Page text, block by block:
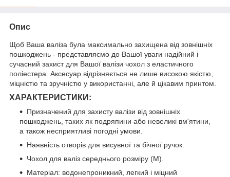
Опис
Щоб Ваша валіза була максимально захищена від зовнішніх
пошкоджень - представляємо до Вашої уваги надійний і
сучасний захист для Вашої валізи чохол з еластичного
поліестера. Аксесуар відрізняється не лише високою якістю,
міцністю та зручністю у використанні, але й цікавим принтом.
ХАРАКТЕРИСТИКИ:
Призначений для захисту валізи від зовнішніх
пошкоджень, таких як подряпини або невеликі вм'ятини,
а також несприятливі погодні умови.
Наявність отворів для висувної та бічної ручок.
Чохол для валіз середнього розміру (M).
Матеріал: водонепроникний, легкий і міцний